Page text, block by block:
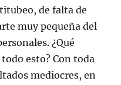
de falta de
muy pequeña del
¿Qué
esto? Con toda
mediocres, en